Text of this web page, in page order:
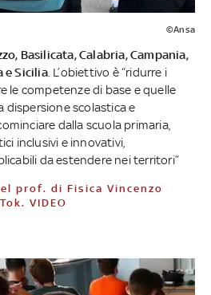
©Ansa
Basilicata, Calabria, Campania,
e Sicilia. L’obiettivo è “ridurre i
le competenze di base e quelle
dispersione scolastica e
dalla scuola primaria,
inclusivi e innovativi,
da estendere nei territori”
VIDEO